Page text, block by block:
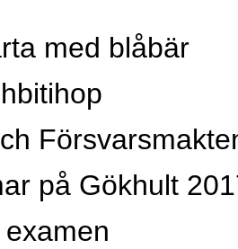
med blåbär
på Gökhult